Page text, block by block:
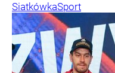
SiatkówkaSport